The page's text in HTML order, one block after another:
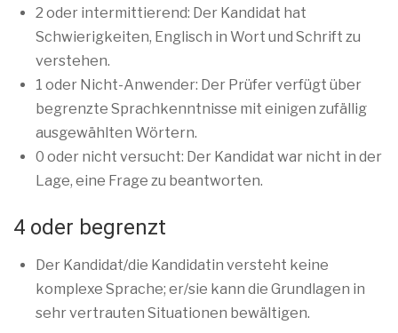
2 oder intermittierend: Der Kandidat hat
Schwierigkeiten, Englisch in Wort und Schrift zu
verstehen.
1 oder Nicht-Anwender: Der Prüfer verfügt über
begrenzte Sprachkenntnisse mit einigen zufällig
ausgewählten Wörtern.
0 oder nicht versucht: Der Kandidat war nicht in der
Lage, eine Frage zu beantworten.
4 oder begrenzt
Der Kandidat/die Kandidatin versteht keine
komplexe Sprache; er/sie kann die Grundlagen in
sehr vertrauten Situationen bewältigen.